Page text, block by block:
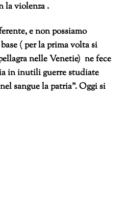
la violenza .
e non possiamo
(per la prima volta si
nelle Venetie) ne fece
in inutili guerre studiate
sangue la patria”. Oggi si